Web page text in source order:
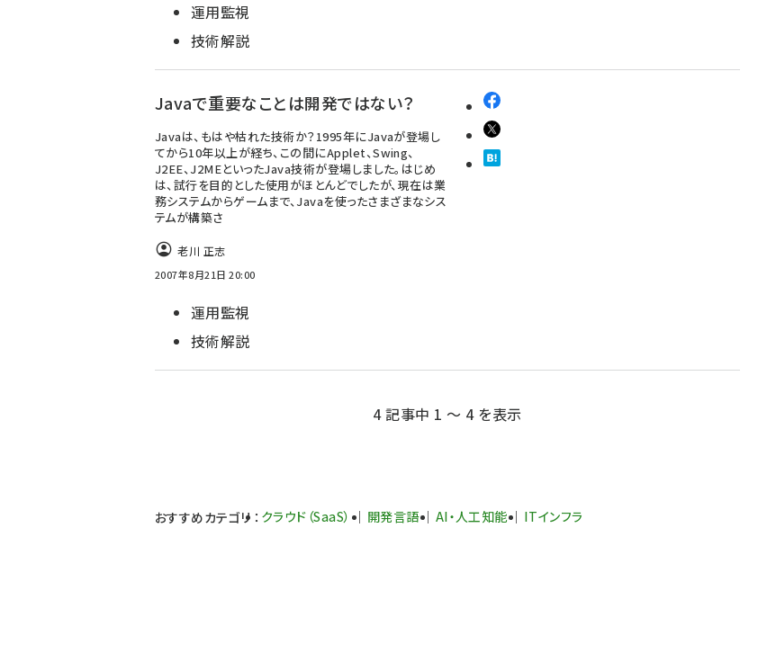
運用監視
技術解説
Javaで重要なことは開発ではない？
Javaは、もはや枯れた技術か？1995年にJavaが登場し
てから10年以上が経ち、この間にApplet、Swing、
J2EE、J2MEといったJava技術が登場しました。はじめ
は、試行を目的とした使用がほとんどでしたが、現在は業
務システムからゲームまで、Javaを使ったさまざまなシス
テムが構築さ
老川 正志
2007年8月21日 20:00
運用監視
技術解説
4 記事中 1 ～ 4 を表示
おすすめカテゴリ ： クラウド（SaaS） 開発言語 AI・人工知能 ITインフラ